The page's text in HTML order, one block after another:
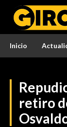
Inicio
retiro